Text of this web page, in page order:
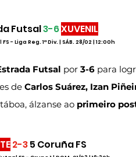
Futsal 3-6XUVENIL
- Liga Reg. 1ª Div. | SÁB. 28/02 | 12:00h
Futsal por 3-6 para
de Carlos Suárez, Izan
álzanse ao primeiro
2-3 5 Coruña FS